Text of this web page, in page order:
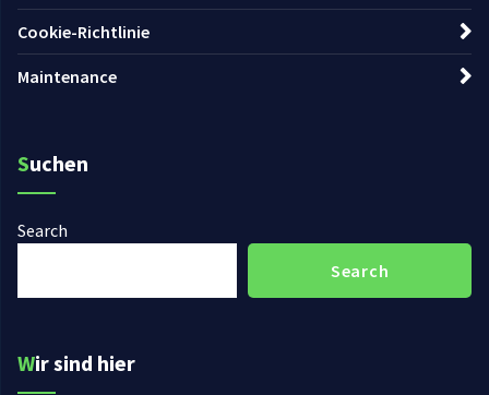
Cookie-Richtlinie
Maintenance
Suchen
Search
Search
Wir sind hier